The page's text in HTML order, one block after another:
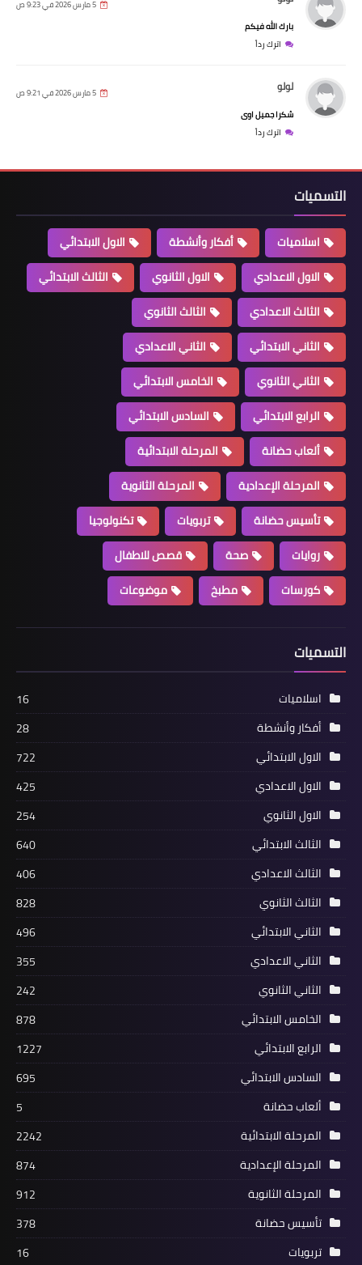
5 مارس 2026 في 9:23 ص
بارك الله فيكم
اترك رداً
لولو 5 مارس 2026 في 9:21 ص
شكرا جميل اوى
اترك رداً
التسميات
اسلاميات أفكار وأنشطة
الاول الابتدائي
الاول الاعدادي
الاول الثانوي
الثالث الابتدائي
الثالث الاعدادي
الثالث الثانوي
الثاني الابتدائي
الثاني الاعدادي
الثاني الثانوي
الخامس الابتدائي
الرابع الابتدائي
السادس الابتدائي
ألعاب حضانة
المرحلة الابتدائية
المرحلة الإعدادية
المرحلة الثانوية
تأسيس حضانة
تربويات
تكنولوجيا
روايات
صحة
قصص للاطفال
كورسات
مطبخ موضوعات
التسميات
اسلاميات
16
أفكار وأنشطة
28
الاول الابتدائي
722
الاول الاعدادي
425
الاول الثانوي
254
الثالث الابتدائي
640
الثالث الاعدادي
406
الثالث الثانوي
828
الثاني الابتدائي
496
الثاني الاعدادي
355
الثاني الثانوي
242
الخامس الابتدائي
878
الرابع الابتدائي
1227
السادس الابتدائي
695
ألعاب حضانة
5
المرحلة الابتدائية
2242
المرحلة الإعدادية
874
المرحلة الثانوية
912
تأسيس حضانة
378
تربويات
16